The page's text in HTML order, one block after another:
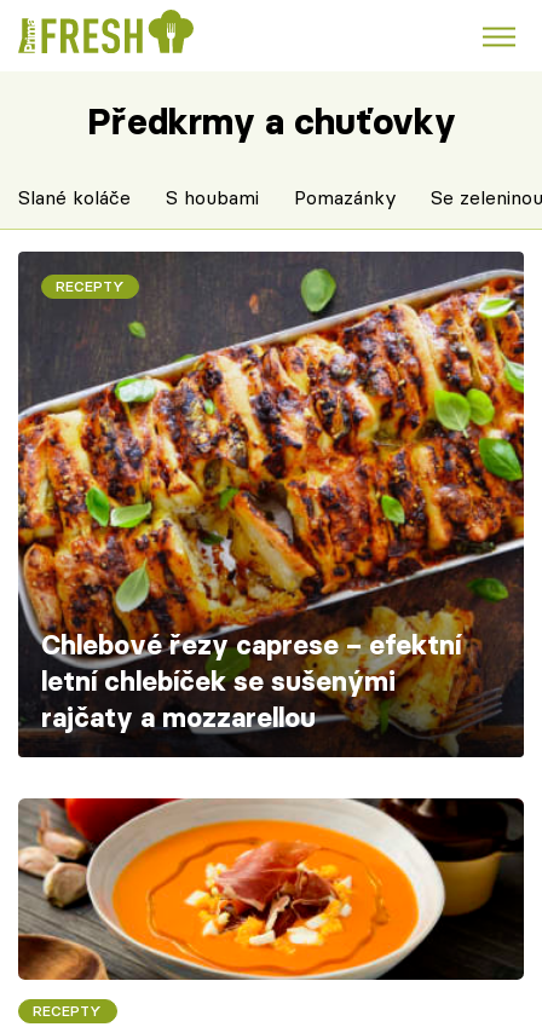
Kuře Polévky k večeři Rychlé večeře
Témata
Recepty
Články
TV Program
Škola vaření
Recepty z TV
Speciál: Cuketa
Těhotnej kuchař
Sledujte prima+
Přihlášení
Sledujte nás
Předkrmy a chuťovky
Slané koláče S houbami Pomazánky Se
RECEPTY
Chlebové řezy caprese – efektní
letní chlebíček se sušenými
rajčaty a mozzarellou
RECEPTY